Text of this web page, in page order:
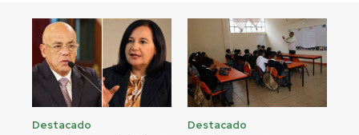
Destacado Destacado